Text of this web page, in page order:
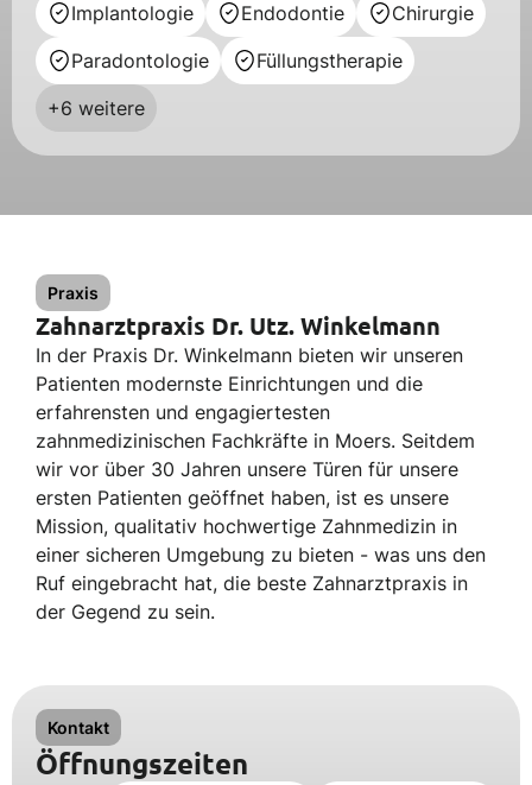
Implantologie
Endodontie
Chirurgie
Paradontologie
Füllungstherapie
+6 weitere
Praxis
Zahnarztpraxis Dr. Utz. Winkelmann
In der Praxis Dr. Winkelmann bieten wir unseren
Patienten modernste Einrichtungen und die
erfahrensten und engagiertesten
zahnmedizinischen Fachkräfte in Moers. Seitdem
wir vor über 30 Jahren unsere Türen für unsere
ersten Patienten geöffnet haben, ist es unsere
Mission, qualitativ hochwertige Zahnmedizin in
einer sicheren Umgebung zu bieten - was uns den
Ruf eingebracht hat, die beste Zahnarztpraxis in
der Gegend zu sein.
Kontakt
Öffnungszeiten